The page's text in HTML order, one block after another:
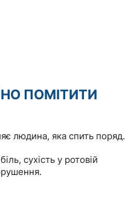
ПОМІТИТИ
людина, яка спить поряд.
сухість у ротовій